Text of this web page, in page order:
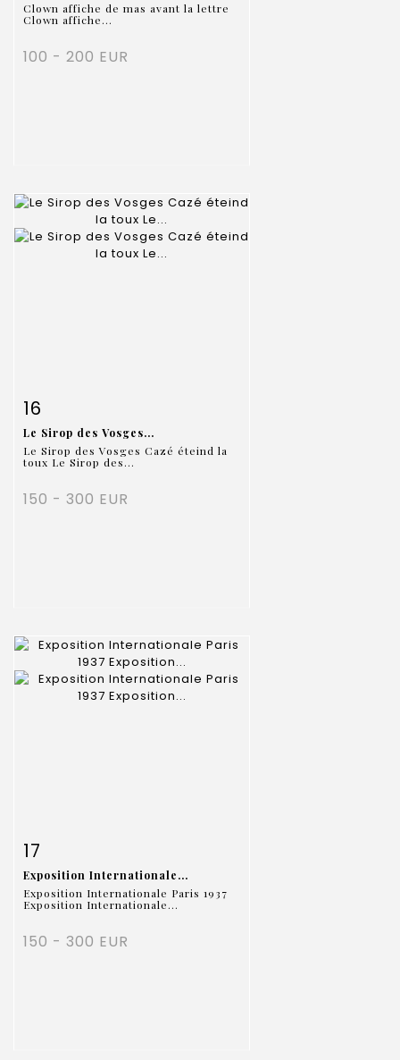
Clown affiche de mas avant la lettre
Clown affiche...
100 - 200 EUR
16
Le Sirop des Vosges...
Le Sirop des Vosges Cazé éteind la
toux Le Sirop des...
150 - 300 EUR
17
Exposition Internationale...
Exposition Internationale Paris 1937
Exposition Internationale...
150 - 300 EUR